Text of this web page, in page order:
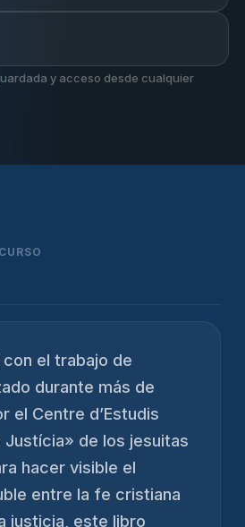
y acceso desde cualquier
con el trabajo de
durante más de
el Centre d’Estudis
Justícia» de los jesuitas
hacer visible el
entre la fe cristiana
justicia, este libro